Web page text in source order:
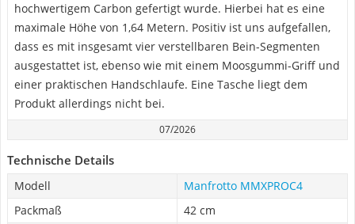
hochwertigem Carbon gefertigt wurde. Hierbei hat es eine
maximale Höhe von 1,64 Metern. Positiv ist uns aufgefallen,
dass es mit insgesamt vier verstellbaren Bein-Segmenten
ausgestattet ist, ebenso wie mit einem Moosgummi-Griff und
einer praktischen Handschlaufe. Eine Tasche liegt dem
Produkt allerdings nicht bei.
07/2026
Technische Details
Modell
Manfrotto MMXPROC4
Packmaß
42 cm